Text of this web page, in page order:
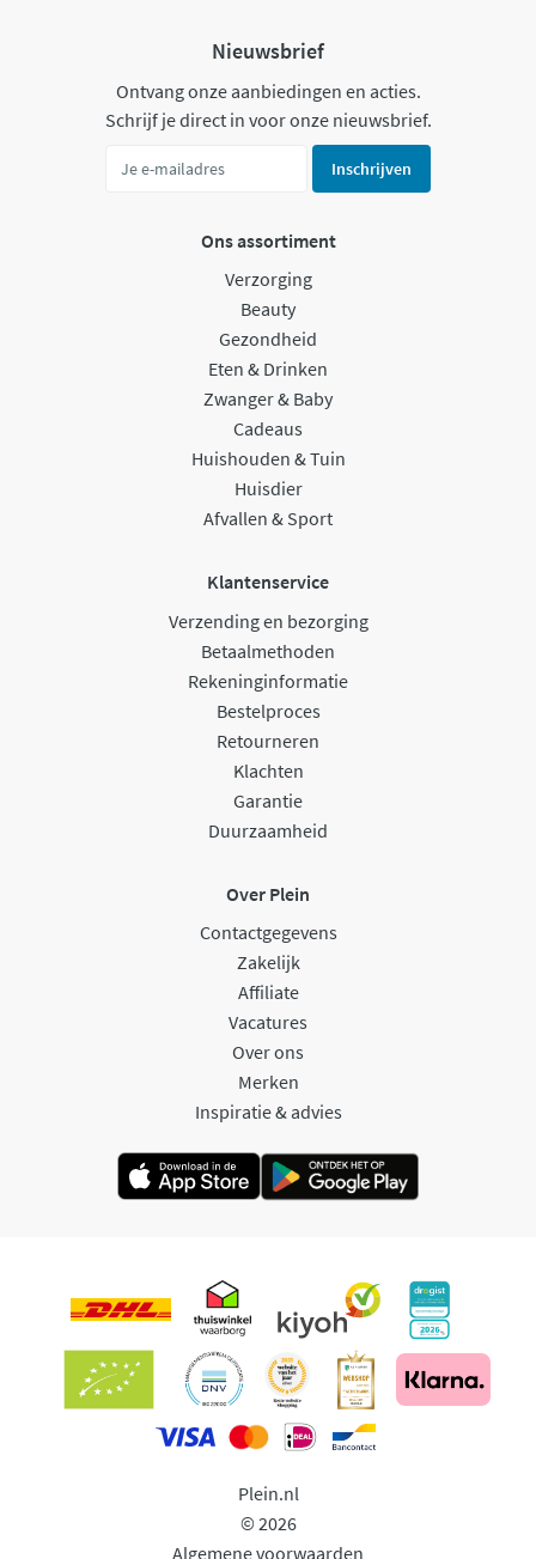
Nieuwsbrief
Ontvang onze aanbiedingen en acties.
Schrijf je direct in voor onze nieuwsbrief.
Inschrijven
Ons assortiment
Verzorging
Beauty
Gezondheid
Eten & Drinken
Zwanger & Baby
Cadeaus
Huishouden & Tuin
Huisdier
Afvallen & Sport
Klantenservice
Verzending en bezorging
Betaalmethoden
Rekeninginformatie
Bestelproces
Retourneren
Klachten
Garantie
Duurzaamheid
Over Plein
Contactgegevens
Zakelijk
Affiliate
Vacatures
Over ons
Merken
Inspiratie & advies
Plein.nl
© 2026
Algemene voorwaarden